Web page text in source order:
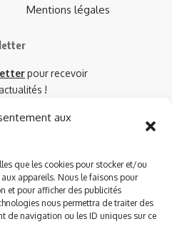
aux
que les cookies pour stocker et/ou
appareils. Nous le faisons pour
et pour afficher des publicités
nous permettra de traiter des
de navigation ou les ID uniques sur ce
Mentions légales
pour recevoir
!